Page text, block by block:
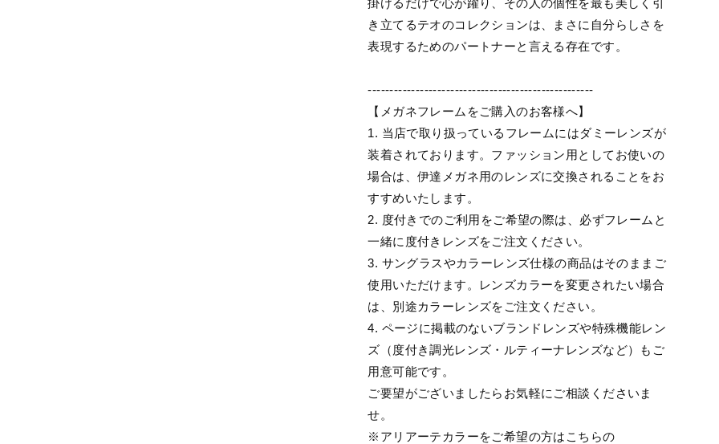
掛けるだけで心が躍り、その人の個性を最も美しく引
き立てるテオのコレクションは、まさに自分らしさを
表現するためのパートナーと言える存在です。
----------------------------------------------------
【メガネフレームをご購入のお客様へ】
1. 当店で取り扱っているフレームにはダミーレンズが
装着されております。ファッション用としてお使いの
場合は、伊達メガネ用のレンズに交換されることをお
すすめいたします。
2. 度付きでのご利用をご希望の際は、必ずフレームと
一緒に度付きレンズをご注文ください。
3. サングラスやカラーレンズ仕様の商品はそのままご
使用いただけます。レンズカラーを変更されたい場合
は、別途カラーレンズをご注文ください。
4. ページに掲載のないブランドレンズや特殊機能レン
ズ（度付き調光レンズ・ルティーナレンズなど）もご
用意可能です。
ご要望がございましたらお気軽にご相談くださいま
せ。
※アリアーテカラーをご希望の方はこちらの